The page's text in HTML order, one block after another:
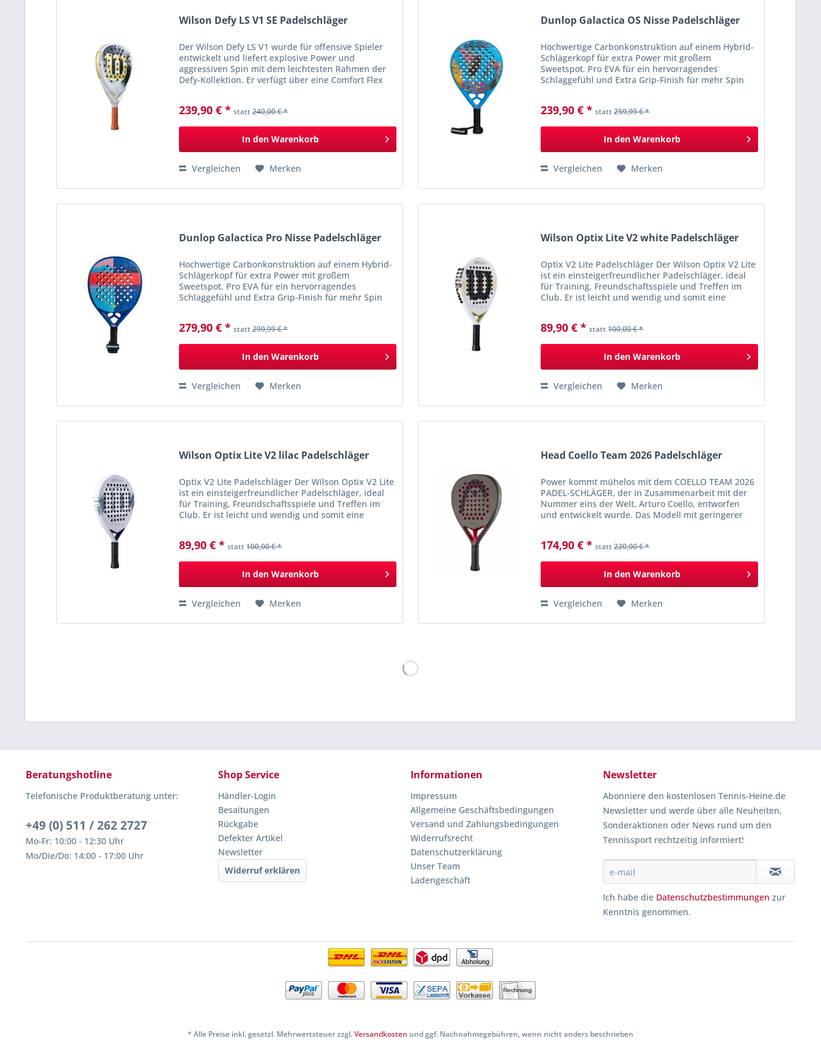
Wilson Defy LS V1 SE Padelschläger
Der Wilson Defy LS V1 wurde für offensive Spieler
entwickelt und liefert explosive Power und
aggressiven Spin mit dem leichtesten Rahmen der
Defy-Kollektion. Er verfügt über eine Comfort Flex
239,90 € * statt240,00 € *
In den Warenkorb
Vergleichen Merken
Dunlop Galactica OS Nisse Padelschläger
Hochwertige Carbonkonstruktion auf einem Hybrid-
Schlägerkopf für extra Power mit großem
Sweetspot. Pro EVA für ein hervorragendes
Schlaggefühl und Extra Grip-Finish für mehr Spin
239,90 € * statt259,99 € *
In den Warenkorb
Vergleichen Merken
Dunlop Galactica Pro Nisse Padelschläger
Hochwertige Carbonkonstruktion auf einem Hybrid-
Schlägerkopf für extra Power mit großem
Sweetspot. Pro EVA für ein hervorragendes
Schlaggefühl und Extra Grip-Finish für mehr Spin
279,90 € * statt299,99 € *
In den Warenkorb
Vergleichen Merken
Wilson Optix Lite V2 white Padelschläger
Optix V2 Lite Padelschläger Der Wilson Optix V2 Lite
ist ein einsteigerfreundlicher Padelschläger, ideal
für Training, Freundschaftsspiele und Treffen im
Club. Er ist leicht und wendig und somit eine
89,90 € * statt100,00 € *
In den Warenkorb
Vergleichen Merken
Wilson Optix Lite V2 lilac Padelschläger
Optix V2 Lite Padelschläger Der Wilson Optix V2 Lite
ist ein einsteigerfreundlicher Padelschläger, ideal
für Training, Freundschaftsspiele und Treffen im
Club. Er ist leicht und wendig und somit eine
89,90 € * statt100,00 € *
In den Warenkorb
Vergleichen Merken
Head Coello Team 2026 Padelschläger
Power kommt mühelos mit dem COELLO TEAM 2026
PADEL-SCHLÄGER, der in Zusammenarbeit mit der
Nummer eins der Welt, Arturo Coello, entworfen
und entwickelt wurde. Das Modell mit geringerer
174,90 € * statt220,00 € *
In den Warenkorb
Vergleichen Merken
Beratungshotline
Telefonische Produktberatung unter:
+49 (0) 511 / 262 2727
Mo-Fr: 10:00 - 12:30 Uhr
Mo/Die/Do: 14:00 - 17:00 Uhr
Shop Service
Händler-Login
Besaitungen
Rückgabe
Defekter Artikel
Newsletter
Widerruf erklären
Informationen
Impressum
Allgemeine Geschäftsbedingungen
Versand und Zahlungsbedingungen
Widerrufsrecht
Datenschutzerklärung
Unser Team
Ladengeschäft
Newsletter
Abonniere den kostenlosen Tennis-Heine.de
Newsletter und werde über alle Neuheiten,
Sonderaktionen oder News rund um den
Tennissport rechtzeitig informiert!
Ich habe die Datenschutzbestimmungen zur
Kenntnis genommen.
* Alle Preise inkl. gesetzl. Mehrwertsteuer zzgl.Versandkosten und ggf. Nachnahmegebühren, wenn nicht anders beschrieben